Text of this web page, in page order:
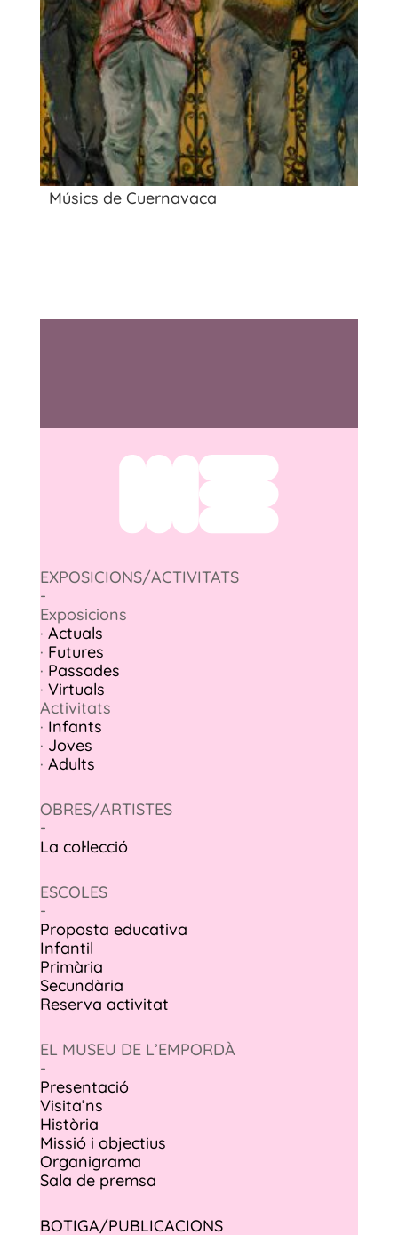
Músics de Cuernavaca
EXPOSICIONS/ACTIVITATS
-
Exposicions
· Actuals
· Futures
· Passades
· Virtuals
Activitats
· Infants
· Joves
· Adults
OBRES/ARTISTES
-
La col·lecció
ESCOLES
-
Proposta educativa
Infantil
Primària
Secundària
Reserva activitat
EL MUSEU DE L’EMPORDÀ
-
Presentació
Visita’ns
Història
Missió i objectius
Organigrama
Sala de premsa
BOTIGA/PUBLICACIONS